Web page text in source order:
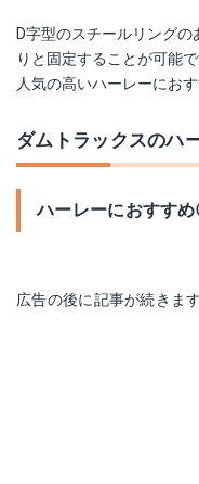
D字型のスチールリング
りと固定することが可能
人気の高いハーレーにお
ダムトラックスのハ
ハーレーにおすす
広告の後に記事が続きます